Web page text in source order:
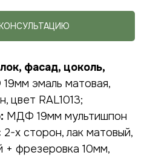
фасад, цоколь,
эмаль матовая,
цвет RAL1013;
МДФ 19мм мультишпон
х сторон, лак матовый,
+ фрезеровка 10мм,